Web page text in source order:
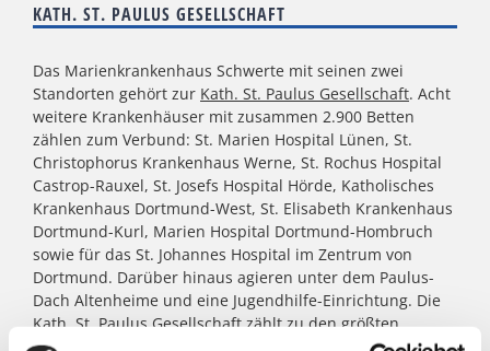
KATH. ST. PAULUS GESELLSCHAFT
Das Marienkrankenhaus Schwerte mit seinen zwei
Standorten gehört zur Kath. St. Paulus Gesellschaft. Acht
weitere Krankenhäuser mit zusammen 2.900 Betten
zählen zum Verbund: St. Marien Hospital Lünen, St.
Christophorus Krankenhaus Werne, St. Rochus Hospital
Castrop-Rauxel, St. Josefs Hospital Hörde, Katholisches
Krankenhaus Dortmund-West, St. Elisabeth Krankenhaus
Dortmund-Kurl, Marien Hospital Dortmund-Hombruch
sowie für das St. Johannes Hospital im Zentrum von
Dortmund. Darüber hinaus agieren unter dem Paulus-
Dach Altenheime und eine Jugendhilfe-Einrichtung. Die
Kath. St. Paulus Gesellschaft zählt zu den größten
katholischen Trägern in Nordrhein- Westfalen; rund